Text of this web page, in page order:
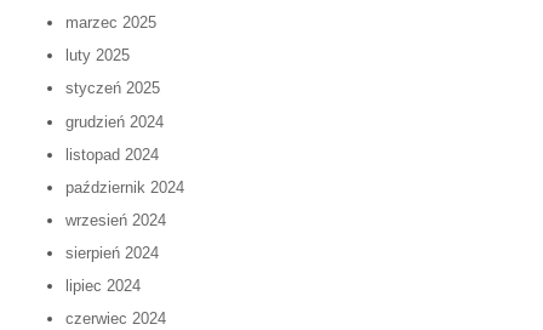
marzec 2025
luty 2025
styczeń 2025
grudzień 2024
listopad 2024
październik 2024
wrzesień 2024
sierpień 2024
lipiec 2024
czerwiec 2024